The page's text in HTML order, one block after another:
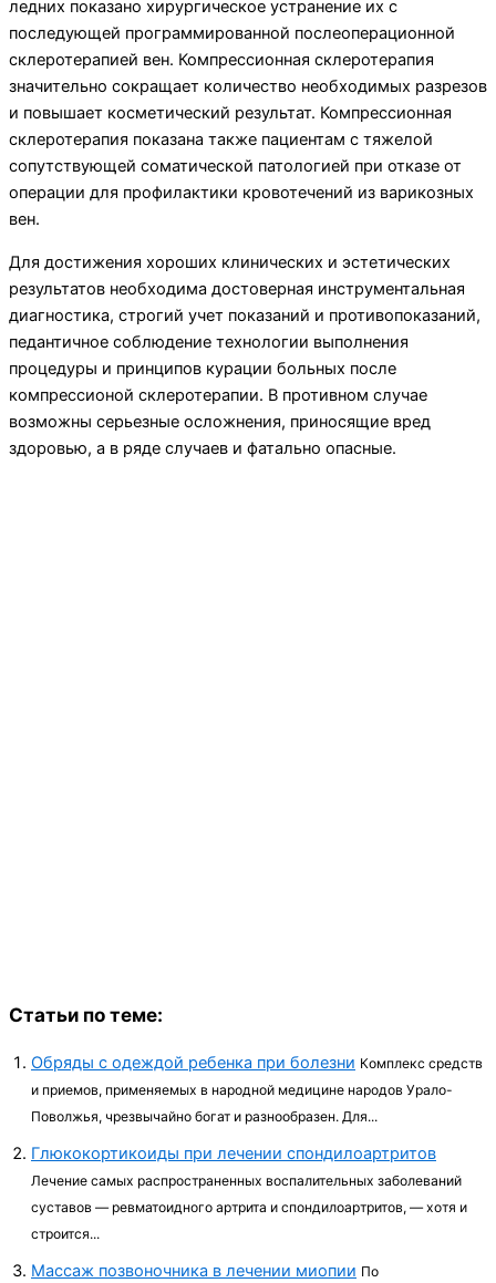
ледних показано хирургическое устранение их с
последующей программированной послеопераци­онной
склеротерапией вен. Компрессионная склеротерапия
значительно сокра­щает количество необходимых разрезов
и повы­шает косметический результат. Компрессионная
склеротерапия показана так­же пациентам с тяжелой
сопутствующей сомати­ческой патологией при отказе от
операции для профилактики кровотечений из варикозных
вен.
Для достижения хороших клинических и эс­тетических
результатов необходима достоверная инструментальная
диагностика, строгий учет по­казаний и противопоказаний,
педантичное со­блюдение технологии выполнения
процедуры и принципов курации больных после
компрессионой склеротерапии. В против­ном случае
возможны серьезные осложнения, приносящие вред
здоровью, а в ряде случаев и фатально опасные.
Статьи по теме:
Обряды с одеждой ребенка при болезни Комплекс средств
и приемов, применяе­мых в народной медицине народов Урало-
Поволжья, чрезвычайно богат и разнообразен. Для...
Глюкокортикоиды при лечении спондилоартритов
Лечение самых распространенных воспалительных заболеваний
суставов — ревматоидного артрита и спондилоартритов, — хотя и
строится...
Массаж позвоночника в лечении миопии По